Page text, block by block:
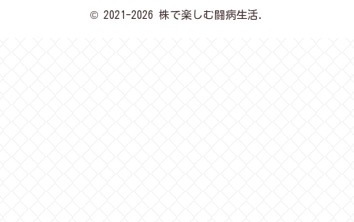
© 2021-2026 株で楽しむ闘病生活.